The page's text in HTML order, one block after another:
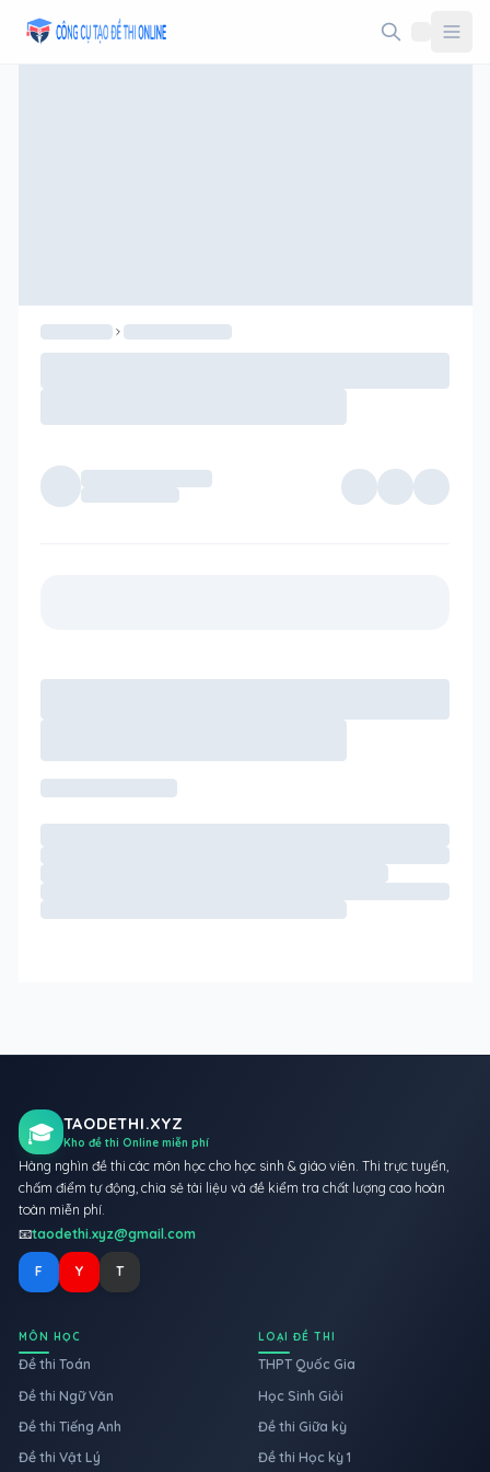
🎓 TAODETHI.XYZ
Kho đề thi Online miễn phí
Hàng nghìn đề thi các môn học cho học sinh & giáo viên. Thi trực tuyến,
chấm điểm tự động, chia sẻ tài liệu và đề kiểm tra chất lượng cao hoàn
toàn miễn phí.
📧taodethi.xyz@gmail.com
F Y T
MÔN HỌC
Đề thi Toán
Đề thi Ngữ Văn
Đề thi Tiếng Anh
Đề thi Vật Lý
LOẠI ĐỀ THI
THPT Quốc Gia
Học Sinh Giỏi
Đề thi Giữa kỳ
Đề thi Học kỳ 1